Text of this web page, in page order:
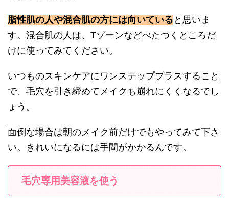
脂性肌の人や混合肌の方には向いている と思いま
す。混合肌の人は、Tゾーンなどべたつくところだ
けに使ってみてください。
いつものスキンケアにワンステッププラスすること
で、毛穴を引き締めてメイクも崩れにくくなるでし
ょう。
面倒な場合は朝のメイク前だけでもやってみて下さ
い。きれいになるには手間がかかるんです。
毛穴専用美容液を使う